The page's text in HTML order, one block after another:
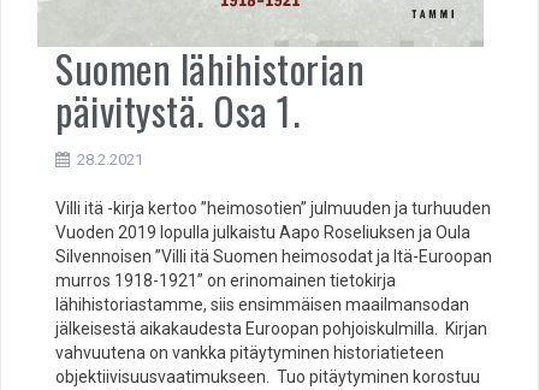
Suomen lähihistorian
päivitystä. Osa 1.
28.2.2021
Villi itä -kirja kertoo ”heimosotien” julmuuden ja turhuuden
Vuoden 2019 lopulla julkaistu Aapo Roseliuksen ja Oula
Silvennoisen ”Villi itä Suomen heimosodat ja Itä-Euroopan
murros 1918-1921” on erinomainen tietokirja
lähihistoriastamme, siis ensimmäisen maailmansodan
jälkeisestä aikakaudesta Euroopan pohjoiskulmilla. Kirjan
vahvuutena on vankka pitäytyminen historiatieteen
objektiivisuusvaatimukseen. Tuo pitäytyminen korostuu